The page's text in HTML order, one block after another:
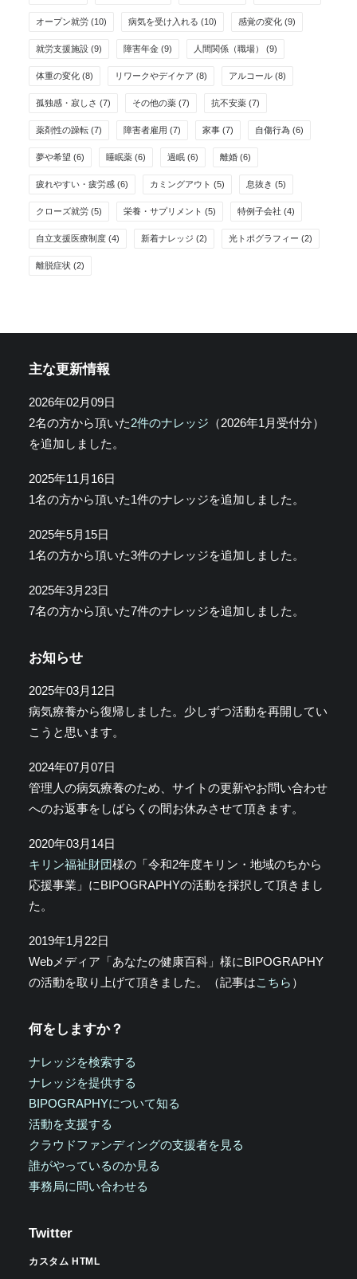
オープン就労 (10) 病気を受け入れる (10) 感覚の変化 (9)
就労支援施設 (9) 障害年金 (9) 人間関係（職場） (9)
体重の変化 (8) リワークやデイケア (8) アルコール (8)
孤独感・寂しさ (7) その他の薬 (7) 抗不安薬 (7)
薬剤性の躁転 (7) 障害者雇用 (7) 家事 (7) 自傷行為 (6)
夢や希望 (6) 睡眠薬 (6) 過眠 (6) 離婚 (6)
疲れやすい・疲労感 (6) カミングアウト (5) 息抜き (5)
クローズ就労 (5) 栄養・サプリメント (5) 特例子会社 (4)
自立支援医療制度 (4) 新着ナレッジ (2) 光トポグラフィー (2)
離脱症状 (2)
主な更新情報
2026年02月09日
2名の方から頂いた2件のナレッジ （2026年1月受付分）
を追加しました。
2025年11月16日
1名の方から頂いた1件のナレッジを追加しました。
2025年5月15日
1名の方から頂いた3件のナレッジを追加しました。
2025年3月23日
7名の方から頂いた7件のナレッジを追加しました。
お知らせ
2025年03月12日
病気療養から復帰しました。少しずつ活動を再開してい
こうと思います。
2024年07月07日
管理人の病気療養のため、サイトの更新やお問い合わせ
へのお返事をしばらくの間お休みさせて頂きます。
2020年03月14日
キリン福祉財団様の「令和2年度キリン・地域のちから
応援事業」にBIPOGRAPHYの活動を採択して頂きまし
た。
2019年1月22日
Webメディア「あなたの健康百科」様にBIPOGRAPHY
の活動を取り上げて頂きました。（記事はこちら ）
何をしますか？
ナレッジを検索する
ナレッジを提供する
BIPOGRAPHYについて知る
活動を支援する
クラウドファンディングの支援者を見る
誰がやっているのか見る
事務局に問い合わせる
Twitter
カスタム HTML